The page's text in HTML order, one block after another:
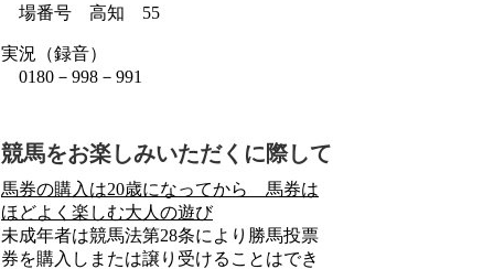
場番号 高知 55
実況（録音）
0180－998－991
競馬をお楽しみいただくに際して
馬券の購入は20歳になってから 馬券は
ほどよく楽しむ大人の遊び
未成年者は競馬法第28条により勝馬投票
券を購入しまたは譲り受けることはでき